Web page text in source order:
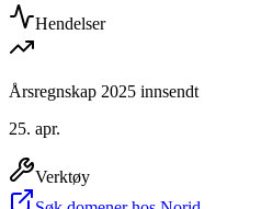
Hendelser
Årsregnskap 2025 innsendt
25. apr.
Verktøy